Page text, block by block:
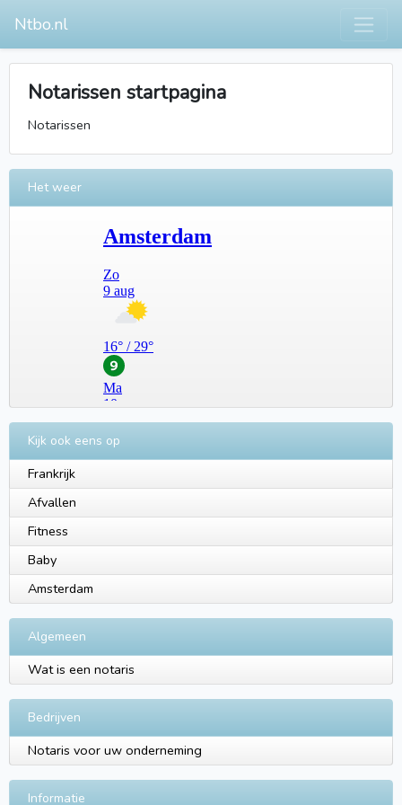
Ntbo.nl
Notarissen startpagina
Notarissen
Het weer
Kijk ook eens op
Frankrijk
Afvallen
Fitness
Baby
Amsterdam
Algemeen
Wat is een notaris
Bedrijven
Notaris voor uw onderneming
Informatie